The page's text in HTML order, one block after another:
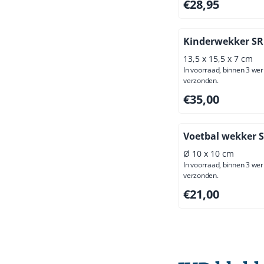
€28,95
Kinderwekker
13,5 x 15,5 x 7 cm
In voorraad, binnen 3
verzonden.
Prijs: 35,00,
€35,00
Voetbal wekker
Ø 10 x 10 cm
In voorraad, binnen 3
verzonden.
Prijs: 21,00,
€21,00